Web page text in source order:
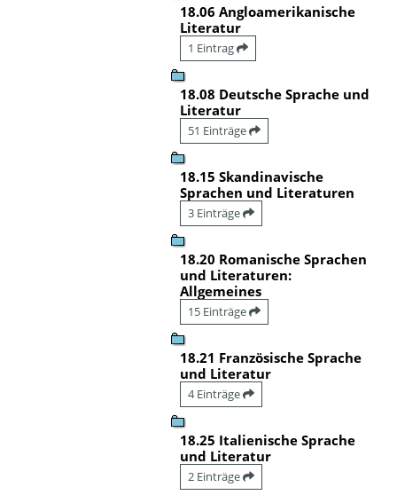
18.06 Angloamerikanische
Literatur
1 Eintrag
18.08 Deutsche Sprache und
Literatur
51 Einträge
18.15 Skandinavische
Sprachen und Literaturen
3 Einträge
18.20 Romanische Sprachen
und Literaturen:
Allgemeines
15 Einträge
18.21 Französische Sprache
und Literatur
4 Einträge
18.25 Italienische Sprache
und Literatur
2 Einträge